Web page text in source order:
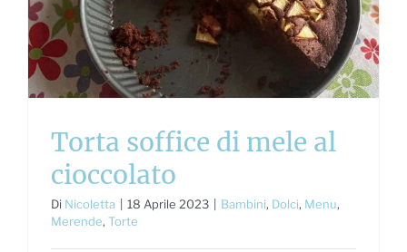
Torta soffice di mele al
cioccolato
Di Nicoletta 18 Aprile 2023 Bambini, Dolci, Menu,
Merende, Torte